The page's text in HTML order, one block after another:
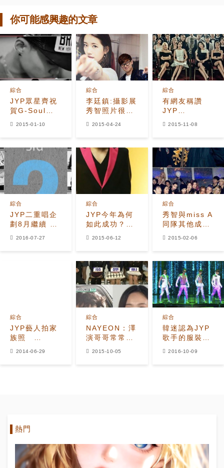
你可能感興趣的文章
JYP眾星齊祝
賀G-Soul出
道 秀智大喊
祝賀
綜合
2015-01-10
李廷鎮:攝影展
秀智照片很多
的理由?都是
綜合
2015-04-24
有網友稱讚
JYP
Entertainment
綜合
2015-11-08
JYP二重唱企
劃8月繼續 全
新組合引期待
綜合
2016-07-27
JYP今年為何
如此成功？
「震撼人心」
綜合
2015-06-12
秀智與miss A
同隊其他成員
不和？
綜合
2015-02-06
JYP藝人拍家
族照
Nichkhun-秀
綜合
2014-06-29
NAYEON：澤
演哥哥常常請
吃肉
綜合
2015-10-05
韓迷認為JYP
歌手的服裝問
題是令他們成
綜合
2016-10-09
熱門